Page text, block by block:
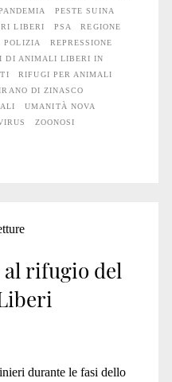
PESTE SUINA
LIBERI PSA
REGIONE
POLIZIA
REPRESSIONE
DI ANIMALI LIBERI IN
RIFUGI PER ANIMALI
DI ZINASCO
UMANITÀ NOVA
ZOONOSI
rifugio del